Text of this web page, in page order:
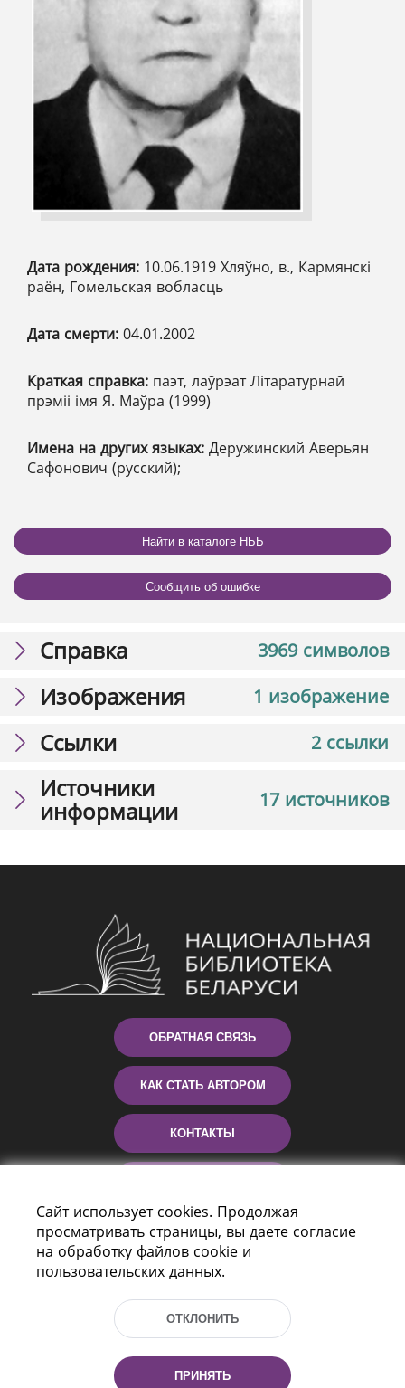
Дата рождения: 10.06.1919 Хляўно, в., Кармянскі
раён, Гомельская вобласць
Дата смерти: 04.01.2002
Краткая справка: паэт, лаўрэат Літаратурнай
прэміі імя Я. Маўра (1999)
Имена на других языках: Деружинский Аверьян
Сафонович (русский);
Найти в каталоге НББ
Сообщить об ошибке
3969 символов
Справка
1 изображение
Изображения
2 ссылки
Ссылки
17 источников
Источники
информации
ОБРАТНАЯ СВЯЗЬ
КАК СТАТЬ АВТОРОМ
КОНТАКТЫ
Пр-т Независимости 116
г. Минск, Республика Беларусь, 220114
Сайт использует cookies. Продолжая
просматривать страницы, вы даете согласие
на обработку файлов cookie и
пользовательских данных.
ОТКЛОНИТЬ
ПРИНЯТЬ